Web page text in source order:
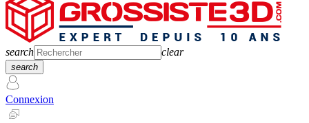
search clear
search
Connexion